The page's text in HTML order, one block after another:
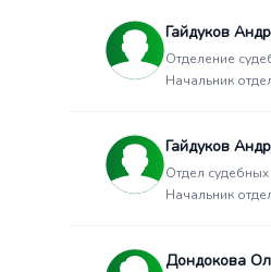
Гайдуков
Отделение
Начальник
Гайдуков
Отдел
Начальник
Дондокова